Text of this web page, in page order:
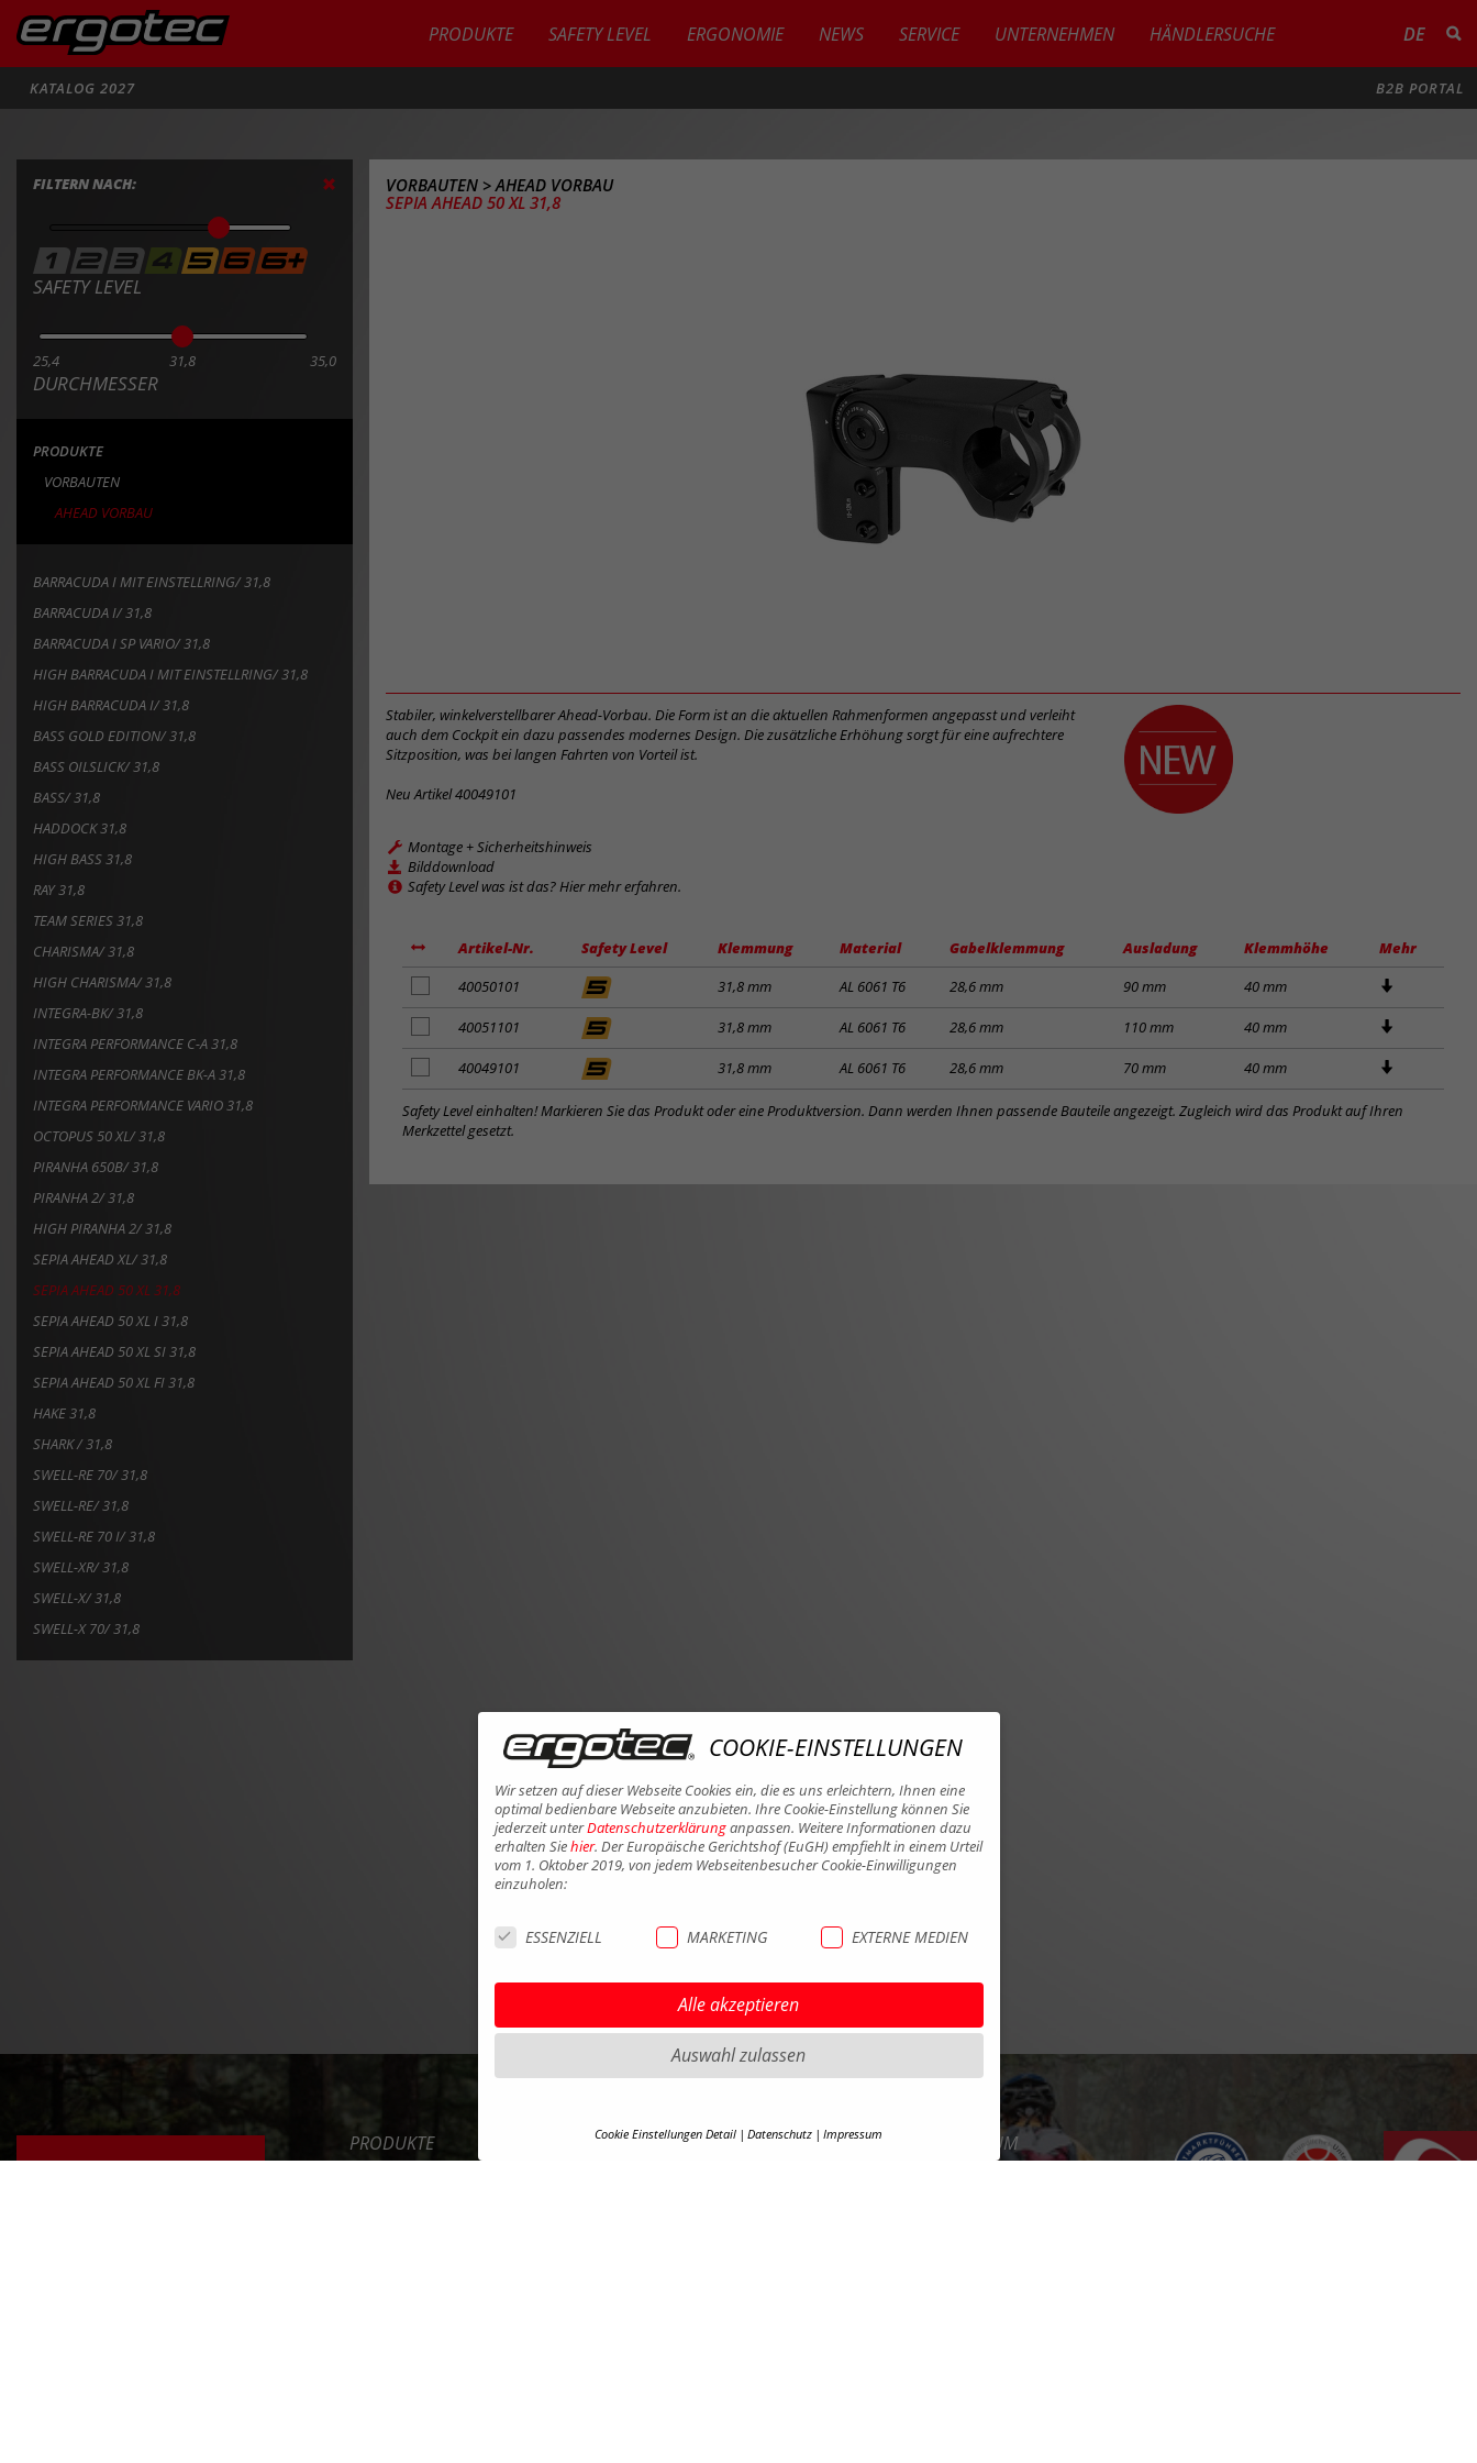
PRODUKTE SAFETY LEVEL ERGONOMIE NEWS SERVICE UNTERNEHMEN HÄNDLERSUCHE DE
KATALOG 2027 B2B PORTAL
FILTERN NACH:
SAFETY LEVEL
25,4 31,8 35,0
DURCHMESSER
PRODUKTE
VORBAUTEN
AHEAD VORBAU
BARRACUDA I MIT EINSTELLRING/ 31,8
BARRACUDA I/ 31,8
BARRACUDA I SP VARIO/ 31,8
HIGH BARRACUDA I MIT EINSTELLRING/ 31,8
HIGH BARRACUDA I/ 31,8
BASS GOLD EDITION/ 31,8
BASS OILSLICK/ 31,8
BASS/ 31,8
HADDOCK 31,8
HIGH BASS 31,8
RAY 31,8
TEAM SERIES 31,8
CHARISMA/ 31,8
HIGH CHARISMA/ 31,8
INTEGRA-BK/ 31,8
INTEGRA PERFORMANCE C-A 31,8
INTEGRA PERFORMANCE BK-A 31,8
INTEGRA PERFORMANCE VARIO 31,8
OCTOPUS 50 XL/ 31,8
PIRANHA 650B/ 31,8
PIRANHA 2/ 31,8
HIGH PIRANHA 2/ 31,8
SEPIA AHEAD XL/ 31,8
SEPIA AHEAD 50 XL 31,8
SEPIA AHEAD 50 XL I 31,8
SEPIA AHEAD 50 XL SI 31,8
SEPIA AHEAD 50 XL FI 31,8
HAKE 31,8
SHARK / 31,8
SWELL-RE 70/ 31,8
SWELL-RE/ 31,8
SWELL-RE 70 I/ 31,8
SWELL-XR/ 31,8
SWELL-X/ 31,8
SWELL-X 70/ 31,8
VORBAUTEN >AHEAD VORBAU
SEPIA AHEAD 50 XL 31,8
Stabiler, winkelverstellbarer Ahead-Vorbau. Die Form ist an die aktuellen Rahmenformen angepasst und verleiht
auch dem Cockpit ein dazu passendes modernes Design. Die zusätzliche Erhöhung sorgt für eine aufrechtere
Sitzposition, was bei langen Fahrten von Vorteil ist.
Neu Artikel 40049101
Montage + Sicherheitshinweis
Bilddownload
Safety Level was ist das? Hier mehr erfahren.
Artikel-Nr. Safety Level Klemmung Material Gabelklemmung Ausladung Klemmhöhe
Mehr
zum
Merkzettel
hinzufügen
40050101 31,8 mm AL 6061 T6 28,6 mm 90 mm 40 mm
zum
Merkzettel
hinzufügen
40051101 31,8 mm AL 6061 T6 28,6 mm 110 mm 40 mm
zum
Merkzettel
hinzufügen
40049101 31,8 mm AL 6061 T6 28,6 mm 70 mm 40 mm
Safety Level einhalten! Markieren Sie das Produkt oder eine Produktversion. Dann werden Ihnen passende Bauteile angezeigt. Zugleich wird das Produkt auf Ihren
Merkzettel gesetzt.
PRODUKTE
HIGHLIGHTS MTB
IMPRESSUM
COOKIE-EINSTELLUNGEN
Wir setzen auf dieser Webseite Cookies ein, die es uns erleichtern, Ihnen eine
optimal bedienbare Webseite anzubieten. Ihre Cookie-Einstellung können Sie
jederzeit unterDatenschutzerklärunganpassen. Weitere Informationen dazu
erhalten Siehier. Der Europäische Gerichtshof (EuGH) empfiehlt in einem Urteil
vom 1. Oktober 2019, von jedem Webseitenbesucher Cookie-Einwilligungen
einzuholen:
ESSENZIELL MARKETING EXTERNE MEDIEN
Alle akzeptieren
Auswahl zulassen
Cookie Einstellungen Detail Datenschutz Impressum